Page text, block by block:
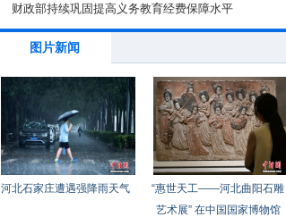
财政部持续巩固提高义务教育经费保障水平
图片新闻
河北石家庄遭遇强降雨天气
“惠世天工——河北曲阳石雕
艺术展” 在中国国家博物馆